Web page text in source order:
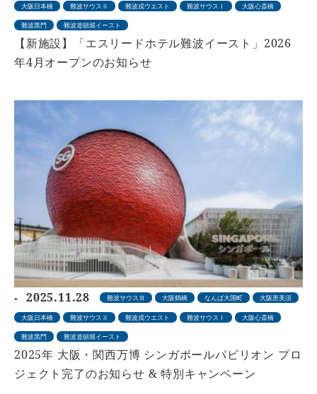
大阪日本橋 難波サウスⅡ 難波戎ウエスト 難波サウスⅠ 大阪心斎橋
難波黒門 難波道頓堀イースト
【新施設】「エスリードホテル難波イースト」2026
年4月オープンのお知らせ
2025.11.28 難波サウスⅢ 大阪鶴橋 なんば大国町 大阪恵美須
大阪日本橋 難波サウスⅡ 難波戎ウエスト 難波サウスⅠ 大阪心斎橋
難波黒門 難波道頓堀イースト
2025年 大阪・関西万博 シンガポールパビリオン プロ
ジェクト完了のお知らせ & 特別キャンペーン